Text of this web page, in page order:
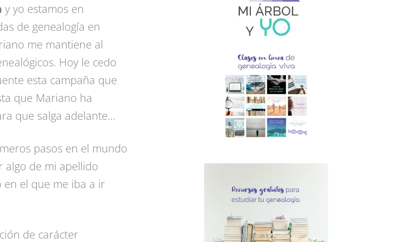
y yo estamos en
de genealogía en
me mantiene al
Hoy le cedo
esta campaña que
que Mariano ha
que salga adelante…
pasos en el mundo
algo de mi apellido
el que me iba a ir
de carácter